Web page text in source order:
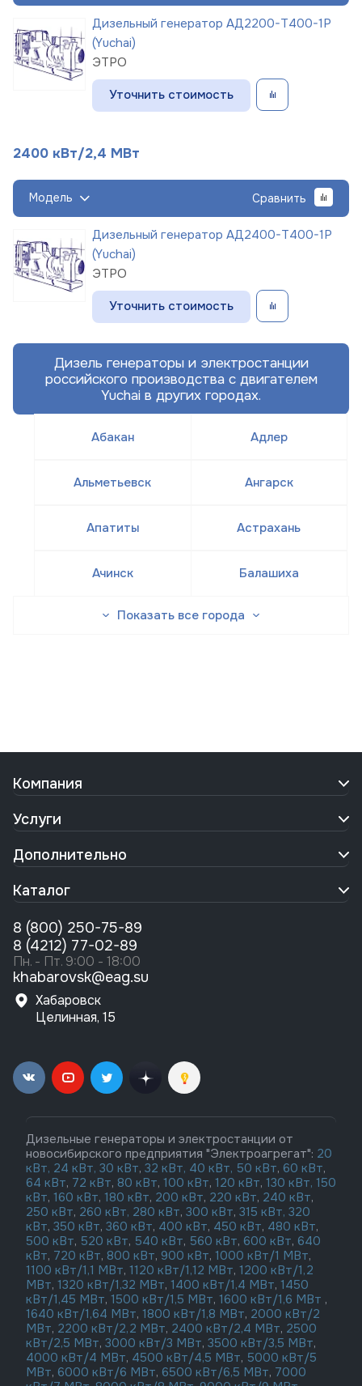
Дизельный генератор АД2200-Т400-1Р
(Yuchai)
ЭТРО
Уточнить стоимость
2400 кВт/2,4 МВт
Модель Сравнить
Дизельный генератор АД2400-Т400-1Р
(Yuchai)
ЭТРО
Уточнить стоимость
Дизель генераторы и электростанции
российского производства с двигателем
Yuchai в других городах.
Абакан Адлер
Альметьевск Ангарск
Апатиты Астрахань
Ачинск Балашиха
Показать все города
Компания
Услуги
Дополнительно
Каталог
8 (800) 250-75-89
8 (4212) 77-02-89
Пн. - Пт. 9:00 - 18:00
khabarovsk@eag.su
Хабаровск
Целинная, 15
Дизельные генераторы и электростанции от
новосибирского предприятия "Электроагрегат": 20
кВт, 24 кВт, 30 кВт, 32 кВт, 40 кВт, 50 кВт, 60 кВт,
64 кВт, 72 кВт, 80 кВт, 100 кВт, 120 кВт, 130 кВт, 150
кВт, 160 кВт, 180 кВт, 200 кВт, 220 кВт, 240 кВт,
250 кВт, 260 кВт, 280 кВт, 300 кВт, 315 кВт, 320
кВт, 350 кВт, 360 кВт, 400 кВт, 450 кВт, 480 кВт,
500 кВт, 520 кВт, 540 кВт, 560 кВт, 600 кВт, 640
кВт, 720 кВт, 800 кВт, 900 кВт, 1000 кВт/1 МВт,
1100 кВт/1,1 МВт, 1120 кВт/1,12 МВт, 1200 кВт/1,2
МВт, 1320 кВт/1,32 МВт, 1400 кВт/1,4 МВт, 1450
кВт/1,45 МВт, 1500 кВт/1,5 МВт, 1600 кВт/1,6 МВт ,
1640 кВт/1,64 МВт, 1800 кВт/1,8 МВт, 2000 кВт/2
МВт, 2200 кВт/2,2 МВт, 2400 кВт/2,4 МВт, 2500
кВт/2,5 МВт, 3000 кВт/3 МВт, 3500 кВт/3,5 МВт,
4000 кВт/4 МВт, 4500 кВт/4,5 МВт, 5000 кВт/5
МВт, 6000 кВт/6 МВт, 6500 кВт/6,5 МВт, 7000